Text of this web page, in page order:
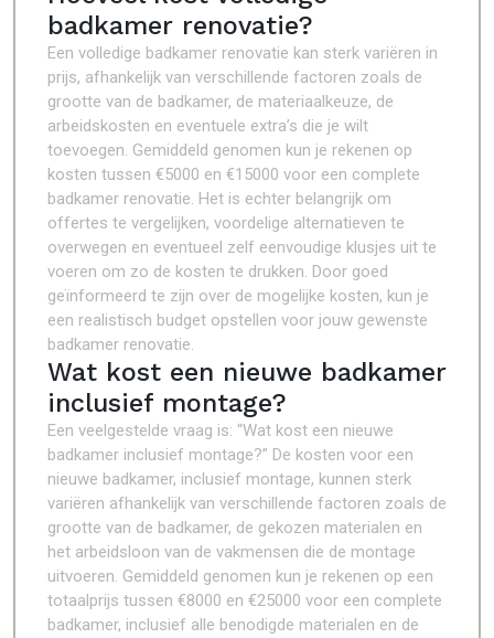
badkamer renovatie?
Een volledige badkamer renovatie kan sterk variëren in
prijs, afhankelijk van verschillende factoren zoals de
grootte van de badkamer, de materiaalkeuze, de
arbeidskosten en eventuele extra’s die je wilt
toevoegen. Gemiddeld genomen kun je rekenen op
kosten tussen €5000 en €15000 voor een complete
badkamer renovatie. Het is echter belangrijk om
offertes te vergelijken, voordelige alternatieven te
overwegen en eventueel zelf eenvoudige klusjes uit te
voeren om zo de kosten te drukken. Door goed
geïnformeerd te zijn over de mogelijke kosten, kun je
een realistisch budget opstellen voor jouw gewenste
badkamer renovatie.
Wat kost een nieuwe badkamer
inclusief montage?
Een veelgestelde vraag is: “Wat kost een nieuwe
badkamer inclusief montage?” De kosten voor een
nieuwe badkamer, inclusief montage, kunnen sterk
variëren afhankelijk van verschillende factoren zoals de
grootte van de badkamer, de gekozen materialen en
het arbeidsloon van de vakmensen die de montage
uitvoeren. Gemiddeld genomen kun je rekenen op een
totaalprijs tussen €8000 en €25000 voor een complete
badkamer, inclusief alle benodigde materialen en de